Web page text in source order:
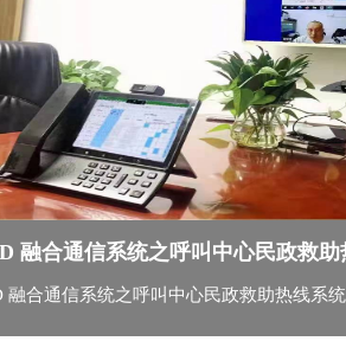
融合通信系统之呼叫中心民政救助
融合通信系统之呼叫中心民政救助热线系